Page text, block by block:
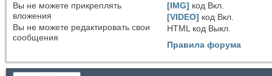
Вы не можете прикреплять
вложения
Вы не можете редактировать свои
сообщения
[IMG] код Вкл.
[VIDEO] код Вкл.
HTML код Выкл.
Правила форума